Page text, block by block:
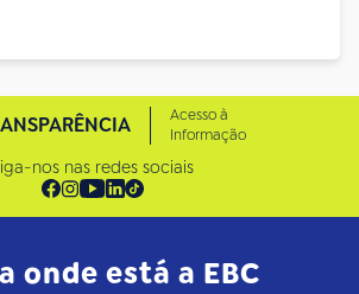
Acesso à
Informação
nos nas redes sociais
onde está a EBC